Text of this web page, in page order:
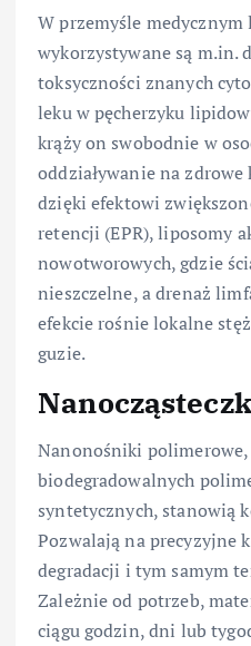
W przemyśle medycznym
wykorzystywane są m.in.
toksyczności znanych
leku w pęcherzyku
krąży on swobodnie w
oddziaływanie na zdrowe
dzięki efektowi
retencji (EPR), liposomy
nowotworowych, gdzie
nieszczelne, a drenaż
efekcie rośnie lokalne
guzie.
Nanonośniki
biodegradowalnych
syntetycznych, stanowią
Pozwalają na precyzyjne
degradacji i tym samym
Zależnie od potrzeb,
ciągu godzin, dni lub